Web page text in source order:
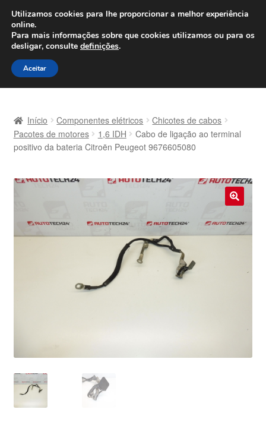
ENVIO a partir de 7 EUR
Seg-Sex, das 9h às 16h800 500 967
Ir
para
a
Saltar
para
o
Carrinho
Envio para todo o planeta
Procedimento de Reclamação
Início Componentes elétricos
Chicotes de cabos
Pacotes de motores
1,6 IDH
Cabo de ligação ao terminal
positivo da bateria Citroën Peugeot 9676605080
Utilizamos cookies para lhe proporcionar a melhor experiência
online.
Para mais informações sobre que cookies utilizamos ou para os
desligar, consulte definições.
Aceitar